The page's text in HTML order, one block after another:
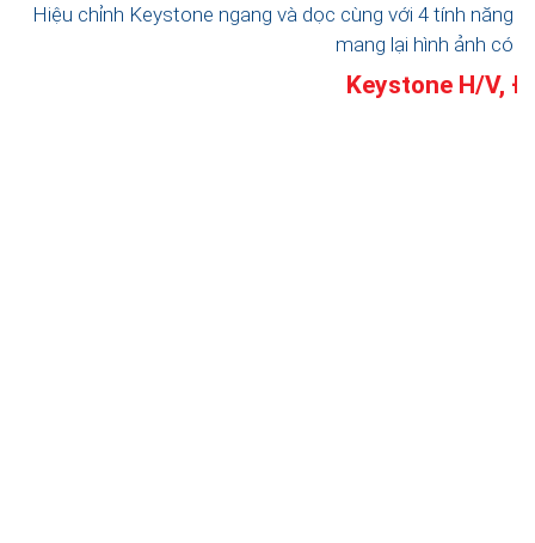
Hiệu chỉnh Keystone ngang và dọc cùng với 4 tính năng
mang lại hình ảnh có
Keystone H/V,